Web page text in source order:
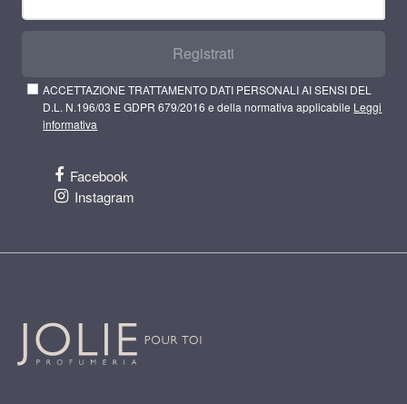
Registrati
ACCETTAZIONE TRATTAMENTO DATI PERSONALI AI SENSI DEL
D.L. N.196/03 E GDPR 679/2016 e della normativa applicabile Leggi
informativa
Facebook
Instagram